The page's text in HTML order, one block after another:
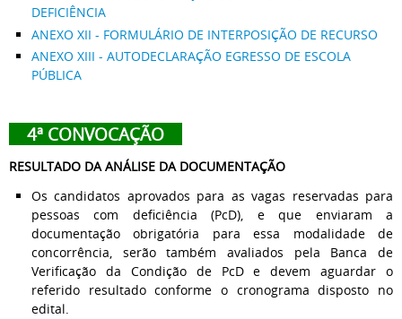
DEFICIÊNCIA
ANEXO XII - FORMULÁRIO DE INTERPOSIÇÃO DE RECURSO
ANEXO XIII - AUTODECLARAÇÃO EGRESSO DE ESCOLA
PÚBLICA
4ª CONVOCAÇÃO
RESULTADO DA ANÁLISE DA DOCUMENTAÇÃO
Os candidatos aprovados para as vagas reservadas para
pessoas com deficiência (PcD), e que enviaram a
documentação obrigatória para essa modalidade de
concorrência, serão também avaliados pela Banca de
Verificação da Condição de PcD e devem aguardar o
referido resultado conforme o cronograma disposto no
edital.